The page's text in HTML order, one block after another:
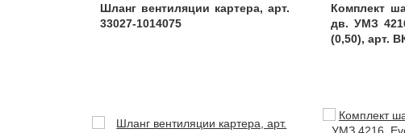
Шланг вентиляции картера, арт.
33027-1014075
Комплект
дв. УМЗ
(0,50), арт.